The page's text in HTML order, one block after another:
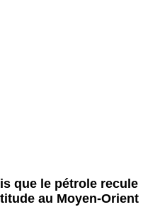
que le pétrole recule
au Moyen-Orient